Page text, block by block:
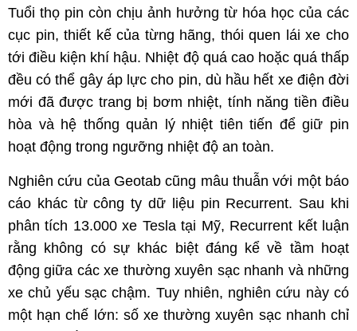
Tuổi thọ pin còn chịu ảnh hưởng từ hóa học của các
cục pin, thiết kế của từng hãng, thói quen lái xe cho
tới điều kiện khí hậu. Nhiệt độ quá cao hoặc quá thấp
đều có thể gây áp lực cho pin, dù hầu hết xe điện đời
mới đã được trang bị bơm nhiệt, tính năng tiền điều
hòa và hệ thống quản lý nhiệt tiên tiến để giữ pin
hoạt động trong ngưỡng nhiệt độ an toàn.
Nghiên cứu của Geotab cũng mâu thuẫn với một báo
cáo khác từ công ty dữ liệu pin Recurrent. Sau khi
phân tích 13.000 xe Tesla tại Mỹ, Recurrent kết luận
rằng không có sự khác biệt đáng kể về tầm hoạt
động giữa các xe thường xuyên sạc nhanh và những
xe chủ yếu sạc chậm. Tuy nhiên, nghiên cứu này có
một hạn chế lớn: số xe thường xuyên sạc nhanh chỉ